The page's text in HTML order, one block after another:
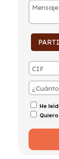
Consumo
5,6l/100km
He